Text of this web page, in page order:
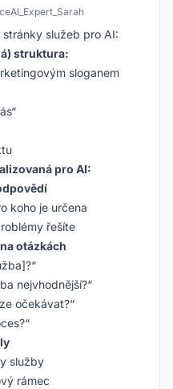
služeb pro AI:
struktura:
sloganem
pro AI:
koho je určena
řešíte
otázkách
nejvhodnější?“
očekávat?“
služby
rámec